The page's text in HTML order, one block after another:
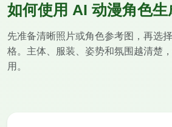
如何使用 AI 动漫角色生
先准备清晰照片或角色参考图，再选
格。主体、服装、姿势和氛围越清楚
用。